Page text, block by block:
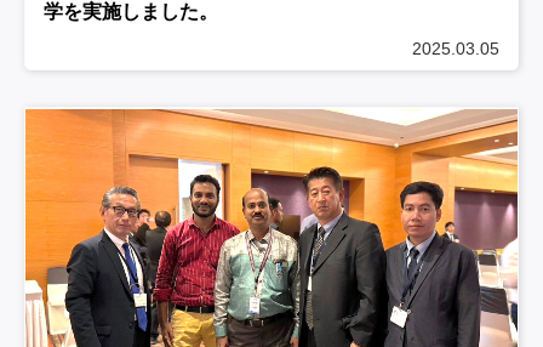
学を実施しました。
2025.03.05